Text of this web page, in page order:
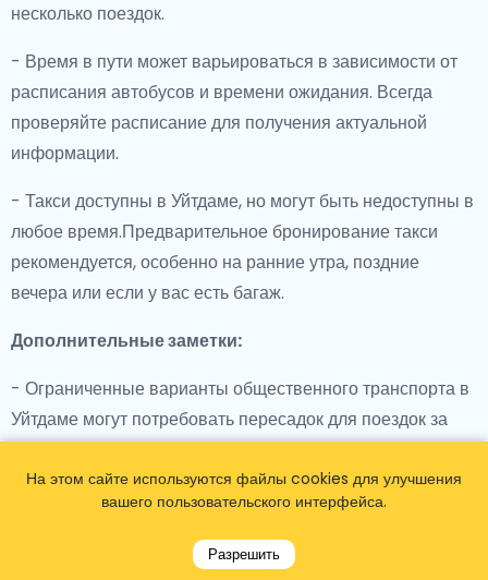
несколько поездок.
- Время в пути может варьироваться в зависимости от
расписания автобусов и времени ожидания. Всегда
проверяйте расписание для получения актуальной
информации.
- Такси доступны в Уйтдаме, но могут быть недоступны в
любое время.Предварительное бронирование такси
рекомендуется, особенно на ранние утра, поздние
вечера или если у вас есть багаж.
Дополнительные заметки:
- Ограниченные варианты общественного транспорта в
Уйтдаме могут потребовать пересадок для поездок за
пределы Амстердама или Эдама.
- Рассмотрите планирование ваших поездок заранее,
На этом сайте используются файлы cookies для улучшения
вашего пользовательского интерфейса.
Разрешить